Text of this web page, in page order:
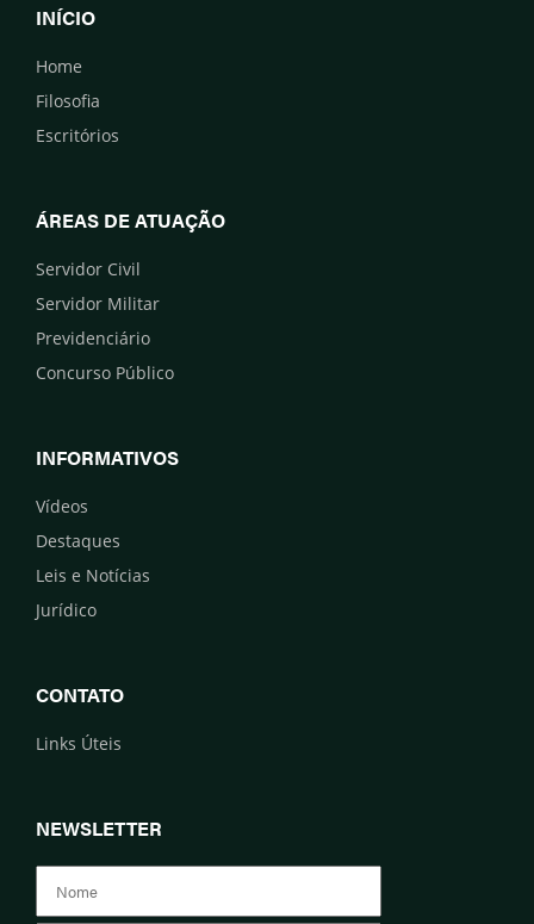
INÍCIO
Home
Filosofia
Escritórios
ÁREAS DE ATUAÇÃO
Servidor Civil
Servidor Militar
Previdenciário
Concurso Público
INFORMATIVOS
Vídeos
Destaques
Leis e Notícias
Jurídico
CONTATO
Links Úteis
NEWSLETTER